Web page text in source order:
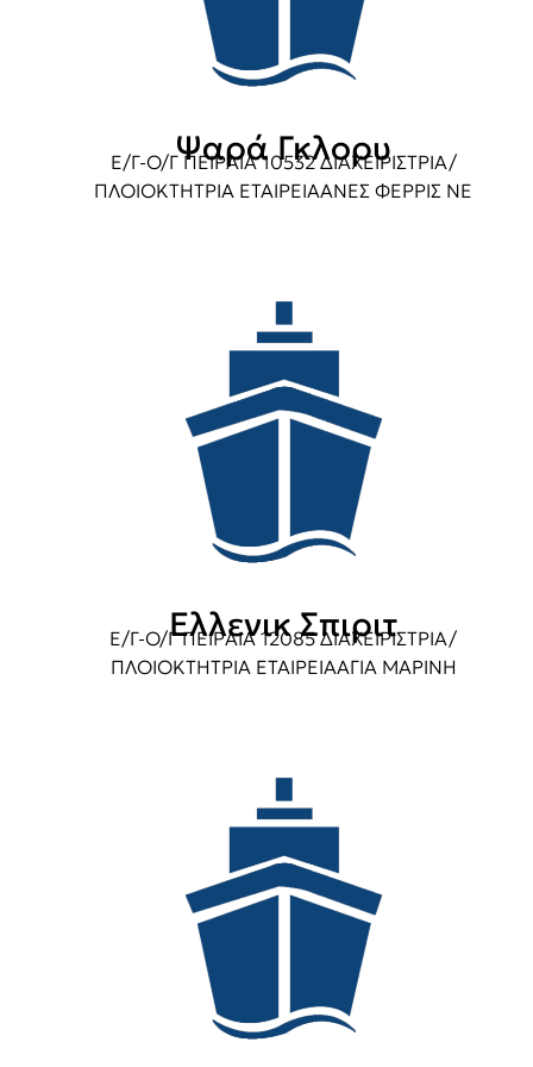
Ε/Γ-Ο/Γ ΠΕΙΡΑΙΑ 10532 ΔΙΑΧΕΙΡΙΣΤΡΙΑ/
ΠΛΟΙΟΚΤΗΤΡΙΑ ΕΤΑΙΡΕΙΑΑΝΕΣ ΦΕΡΡΙΣ ΝΕ
Ψαρά Γκλορυ
Ε/Γ-Ο/Γ ΠΕΙΡΑΙΑ 12085 ΔΙΑΧΕΙΡΙΣΤΡΙΑ/
ΠΛΟΙΟΚΤΗΤΡΙΑ ΕΤΑΙΡΕΙΑΑΓΙΑ ΜΑΡΙΝΗ
Ελλενικ Σπιριτ